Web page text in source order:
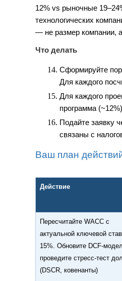
12% vs рыночные
технологических
— не размер компании,
Что делать
Сформируйте
Для каждого
Для каждого
программа
Подайте заявку
связаны с
Ваш план
Действие
Пересчитайте WACC с
актуальной ключевой
15%. Обновите DCF-
проведите стресс-тест
(DSCR, ковенанты)